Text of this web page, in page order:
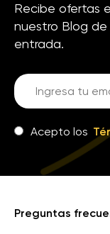
Recibe ofertas
nuestro Blog
entrada.
Acepto los
Preguntas